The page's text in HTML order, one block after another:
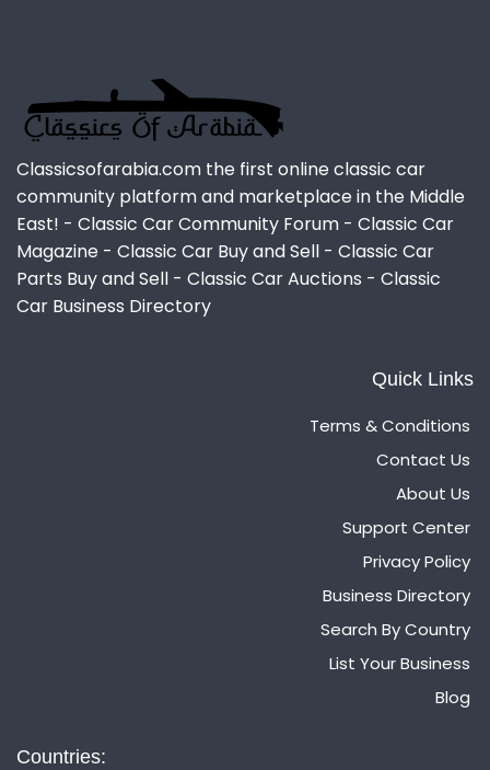
Classicsofarabia.com the first online classic car
community platform and marketplace in the Middle
East! - Classic Car Community Forum - Classic Car
Magazine - Classic Car Buy and Sell - Classic Car
Parts Buy and Sell - Classic Car Auctions - Classic
Car Business Directory
Quick Links
Terms & Conditions
Contact Us
About Us
Support Center
Privacy Policy
Business Directory
Search By Country
List Your Business
Blog
Countries: